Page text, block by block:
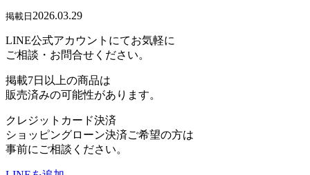
掲載日 2026.03.29
LINE公式アカウントにてお気軽に
ご相談・お問合せください。
掲載7日以上の商品は
販売済みの可能性があります。
クレジットカード決済
ショッピングローン決済ご希望の方は
事前にご相談ください。